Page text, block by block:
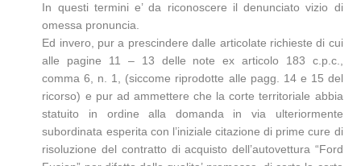
In questi termini e’ da riconoscere il denunciato vizio di
omessa pronuncia.
Ed invero, pur a prescindere dalle articolate richieste di cui
alle pagine 11 – 13 delle note ex articolo 183 c.p.c.,
comma 6, n. 1, (siccome riprodotte alle pagg. 14 e 15 del
ricorso) e pur ad ammettere che la corte territoriale abbia
statuito in ordine alla domanda in via ulteriormente
subordinata esperita con l’iniziale citazione di prime cure di
risoluzione del contratto di acquisto dell’autovettura “Ford